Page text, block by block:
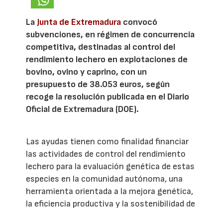
LaJunta de Extremadura convocó
subvenciones, en régimen de concurrencia
competitiva, destinadas al control del
rendimiento lechero en explotaciones de
bovino, ovino y caprino, con un
presupuesto de 38.053 euros, según
recoge la resolución publicada en el Diario
Oficial de Extremadura (DOE).
Las ayudas tienen como finalidad financiar
las actividades de control del rendimiento
lechero para la evaluación genética de estas
especies en la comunidad autónoma, una
herramienta orientada a la mejora genética,
la eficiencia productiva y la sostenibilidad de